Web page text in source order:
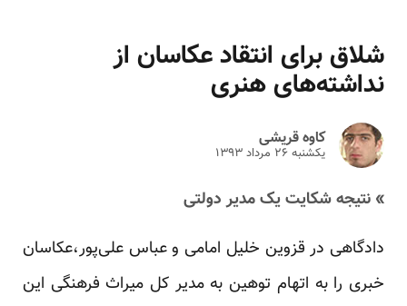
شلاق برای انتقاد عکاسان از
نداشته‌های هنری
کاوه قریشی
یکشنبه ۲۶ مرداد ۱۳۹۳
» نتیجه شکایت یک مدیر دولتی
دادگاهی در قزوین خلیل امامی و عباس علی‌پور،عکاسان
خبری را به اتهام توهین به مدیر کل میراث فرهنگی این